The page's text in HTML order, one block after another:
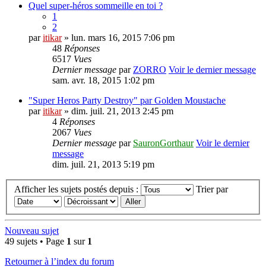
Quel super-héros sommeille en toi ?
1
2
paritikar» lun. mars 16, 2015 7:06 pm
48 Réponses
6517 Vues
Dernier message parZORRO Voir le dernier message
sam. avr. 18, 2015 1:02 pm
"Super Heros Party Destroy" par Golden Moustache
paritikar» dim. juil. 21, 2013 2:45 pm
4 Réponses
2067 Vues
Dernier message par SauronGorthaur Voir le dernier
message
dim. juil. 21, 2013 5:19 pm
Afficher les sujets postés depuis : Trier par
Nouveau sujet
49 sujets • Page 1 sur 1
Retourner à l’index du forum